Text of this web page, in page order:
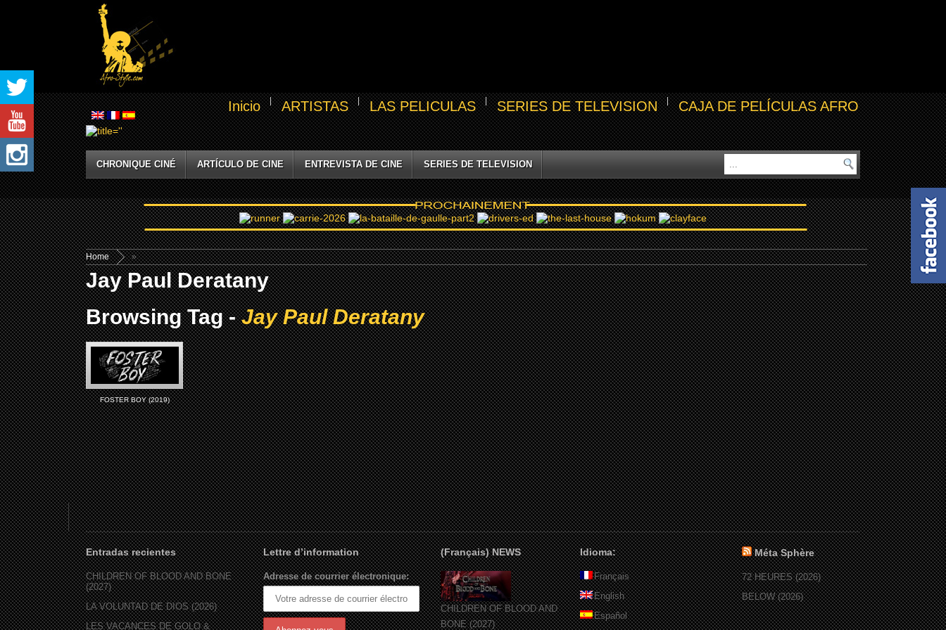
Inicio ARTISTAS LAS PELICULAS SERIES DE TELEVISION CAJA DE PELÍCULAS AFRO
CHRONIQUE CINÉ ARTÍCULO DE CINE ENTREVISTA DE CINE SERIES DE TELEVISION
Home »
Jay Paul Deratany
Browsing Tag -Jay Paul Deratany
FOSTER BOY (2019)
Entradas recientes
CHILDREN OF BLOOD AND BONE
(2027)
LA VOLUNTAD DE DIOS (2026)
LES VACANCES DE GOLO &
Lettre d’information
Adresse de courrier électronique:
(Français) NEWS
CHILDREN OF BLOOD AND
BONE (2027)
Idioma:
Français
English
Español
Méta Sphère
72 HEURES (2026)
BELOW (2026)